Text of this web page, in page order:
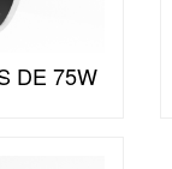
DE 75W